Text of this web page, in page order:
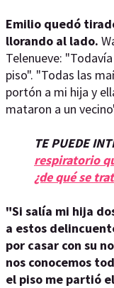
Emilio quedó
llorando al lado.
Telenueve:
piso". "Todas las
portón a mi hija y
mataron a un
TE PUEDE
respiratorio
¿de qué se
"Si salía mi hija
a estos
por casar con su
nos conocemos
el piso me partió